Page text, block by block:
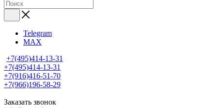
Telegram
MAX
+7(495)414-13-31
+7(495)414-13-31
+7(916)416-51-70
+7(966)196-58-29
Заказать звонок